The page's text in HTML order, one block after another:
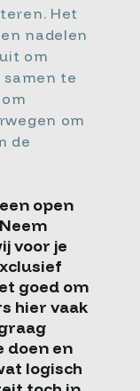
Het
nadelen
om
te
om
de
open
voor je
goed om
hier vaak
doen en
logisch